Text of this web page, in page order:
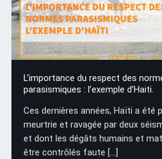
L’importance du respect des
parasismiques : l’exemple d’Haiti.
Ces dernières années, Haïti a été
meurtrie et ravagée par deux
et dont les dégâts humains et
être contrôlés faute […]